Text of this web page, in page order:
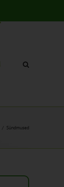
Sündmused